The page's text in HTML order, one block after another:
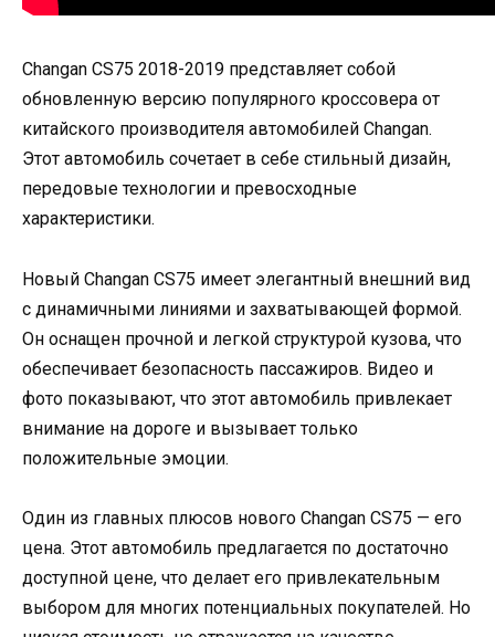
Changan CS75 2018-2019 представляет собой
обновленную версию популярного кроссовера от
китайского производителя автомобилей Changan.
Этот автомобиль сочетает в себе стильный дизайн,
передовые технологии и превосходные
характеристики.
Новый Changan CS75 имеет элегантный внешний вид
с динамичными линиями и захватывающей формой.
Он оснащен прочной и легкой структурой кузова, что
обеспечивает безопасность пассажиров. Видео и
фото показывают, что этот автомобиль привлекает
внимание на дороге и вызывает только
положительные эмоции.
Один из главных плюсов нового Changan CS75 — его
цена. Этот автомобиль предлагается по достаточно
доступной цене, что делает его привлекательным
выбором для многих потенциальных покупателей. Но